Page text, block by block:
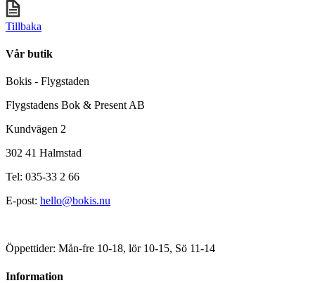
Tillbaka
Vår butik
Bokis - Flygstaden
Flygstadens Bok & Present AB
Kundvägen 2
302 41 Halmstad
Tel: 035-33 2 66
E-post: hello@bokis.nu
Öppettider: Mån-fre 10-18, lör 10-15, Sö 11-14
Information